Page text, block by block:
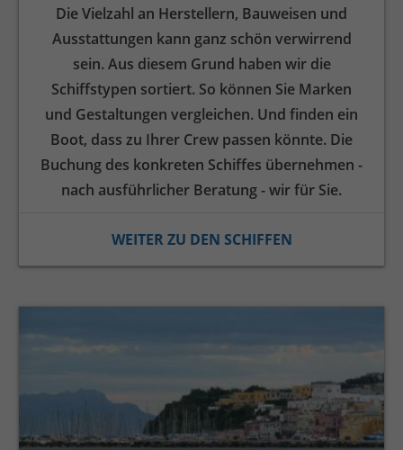
Die Vielzahl an Herstellern, Bauweisen und
Ausstattungen kann ganz schön verwirrend
sein. Aus diesem Grund haben wir die
Schiffstypen sortiert. So können Sie Marken
und Gestaltungen vergleichen. Und finden ein
Boot, dass zu Ihrer Crew passen könnte. Die
Buchung des konkreten Schiffes übernehmen -
nach ausführlicher Beratung - wir für Sie.
WEITER ZU DEN SCHIFFEN